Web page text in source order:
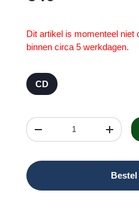
Dit artikel is momenteel niet
binnen circa 5 werkdagen.
CD
Aantal
Verlaag de hoeveelheid